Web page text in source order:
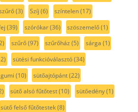
(3) Szíj (6) színtelen(17)
(39) szórókar(36) szöszemelő(1)
szűrő(97) szűrőház (5) sárga (1)
sütési funkcióválasztó(34)
(10) sütőajtópánt(22)
sütő alsó fűtőtest(10) sütőedény(1)
sütő felső fűtőtestek(8)